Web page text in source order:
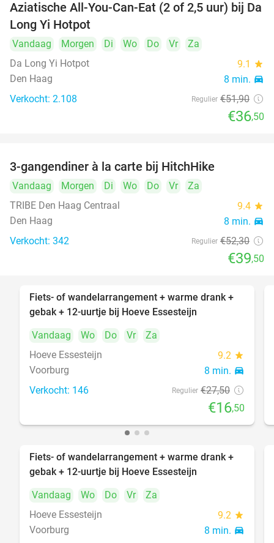
30%
Aziatische All-You-Can-Eat (2 of 2,5 uur) bij Da
Long Yi Hotpot
Vandaag Morgen Di Wo Do Vr
Za
Da Long Yi Hotpot
9.1 star
Den Haag 8 min. directions_car
Verkocht: 2.108 Regulier €51,90
€36,50
3-gangendiner à la carte bij HitchHike
Vandaag Morgen Di Wo Do Vr
Za
TRIBE Den Haag Centraal
9.4 star
Den Haag 8 min. directions_car
Verkocht: 342 Regulier €52,30
€39,50
40%
Fiets- of wandelarrangement + warme drank +
gebak + 12-uurtje bij Hoeve Essesteijn
Vandaag
Wo Do Vr
Za
Hoeve Essesteijn
9.2 star
Voorburg 8 min. directions_car
Verkocht: 146 Regulier €27,50
€16,50
40%
Fiets- of wandelarrangement + warme drank +
gebak + 12-uurtje bij Hoeve Essesteijn
Vandaag
Wo Do Vr
Za
Hoeve Essesteijn
9.2 star
Voorburg 8 min. directions_car